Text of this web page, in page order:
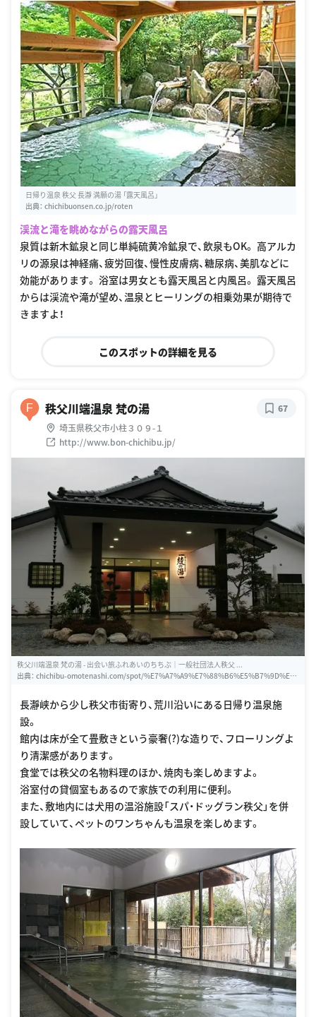
日帰り温泉 秩父 長瀞 満願の湯 「露天風呂」
出典： chichibuonsen.co.jp/roten
渓流と滝を眺めながらの露天風呂
泉質は新木鉱泉と同じ単純硫黄冷鉱泉で、飲泉もOK。 高アルカ
リの源泉は神経痛、疲労回復、慢性皮膚病、糖尿病、美肌などに
効能があります。 浴室は男女とも露天風呂と内風呂。 露天風呂
からは渓流や滝が望め、温泉とヒーリングの相乗効果が期待で
きますよ！
このスポットの詳細を見る
F 秩父川端温泉 梵の湯
埼玉県秩父市小柱３０９-１
http://www.bon-chichibu.jp/
67
秩父川端温泉 梵の湯 - 出会い旅ふれあいのちちぶ｜一般社団法人秩父 ...
出典： chichibu-omotenashi.com/spot/%E7%A7%A9%E7%88%B6%E5%B7%9D%E
長瀞峡から少し秩父市街寄り、荒川沿いにある日帰り温泉施
設。
館内は床が全て畳敷きという豪奢(?)な造りで、フローリングよ
り清潔感があります。
食堂では秩父の名物料理のほか、焼肉も楽しめますよ。
浴室付の貸個室もあるので家族での利用に便利。
また、敷地内には犬用の温浴施設「スパ・ドッグラン秩父」を併
設していて、ペットのワンちゃんも温泉を楽しめます。